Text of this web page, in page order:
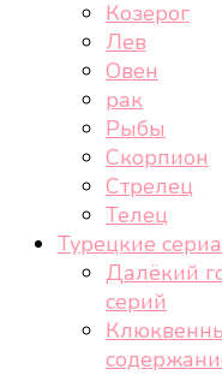
Козерог
Лев
Овен
рак
Рыбы
Скорпион
Стрелец
Телец
Турецкие
Далёкий
серий